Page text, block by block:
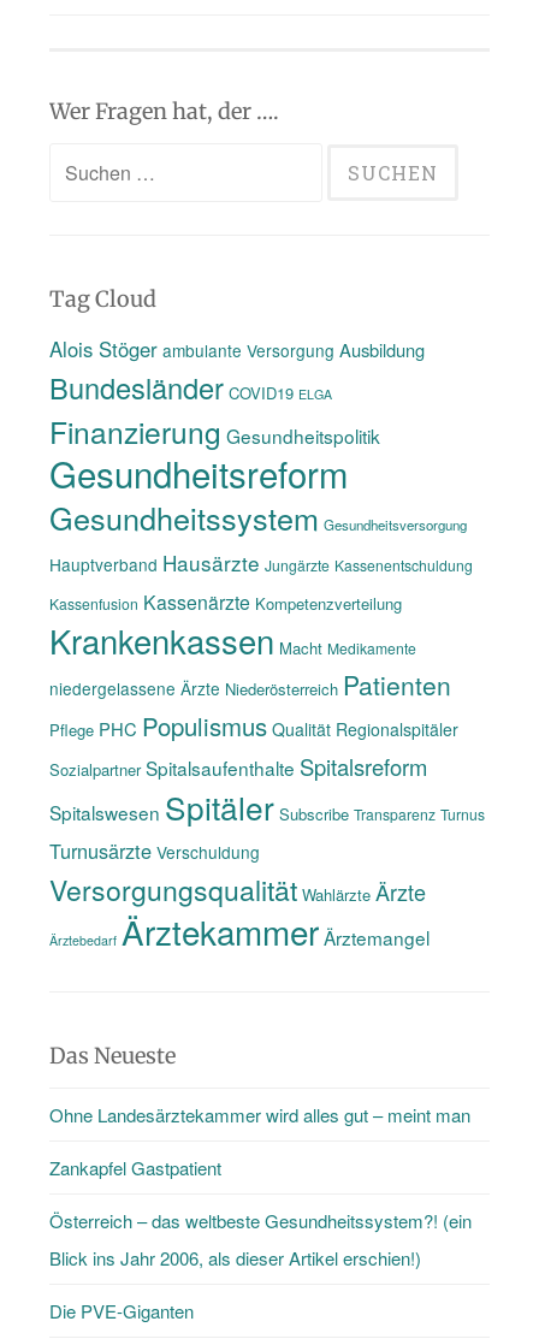
Wer Fragen hat, der ….
Suchen
Tag Cloud
Alois Stöger ambulante Versorgung Ausbildung
Bundesländer COVID19 ELGA
Finanzierung Gesundheitspolitik
Gesundheitsreform
Gesundheitssystem Gesundheitsversorgung
Hauptverband Hausärzte Jungärzte Kassenentschuldung
Kassenfusion Kassenärzte Kompetenzverteilung
Krankenkassen Macht Medikamente
niedergelassene Ärzte Niederösterreich Patienten
Pflege PHC Populismus Qualität Regionalspitäler
Sozialpartner Spitalsaufenthalte Spitalsreform
Spitalswesen Spitäler Subscribe Transparenz Turnus
Turnusärzte Verschuldung
Versorgungsqualität Wahlärzte Ärzte
Ärztebedarf ÄrztekammerÄrztemangel
Das Neueste
Ohne Landesärztekammer wird alles gut – meint man
Zankapfel Gastpatient
Österreich – das weltbeste Gesundheitssystem?! (ein
Blick ins Jahr 2006, als dieser Artikel erschien!)
Die PVE-Giganten